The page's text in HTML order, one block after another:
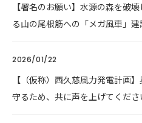
【署名のお願い】水源の森を破
る山の尾根筋への「メガ風車」
2026/01/22
【（仮称）西久慈風力発電計画
守るため、共に声を上げてくださ